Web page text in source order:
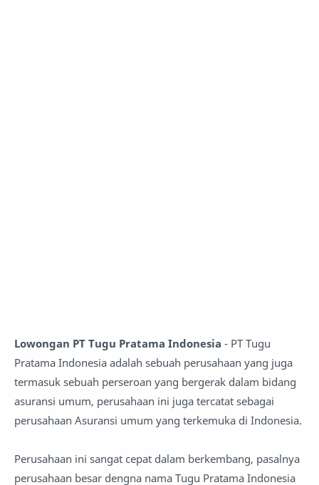
Lowongan PT Tugu Pratama Indonesia - PT Tugu
Pratama Indonesia adalah sebuah perusahaan yang juga
termasuk sebuah perseroan yang bergerak dalam bidang
asuransi umum, perusahaan ini juga tercatat sebagai
perusahaan Asuransi umum yang terkemuka di Indonesia.
Perusahaan ini sangat cepat dalam berkembang, pasalnya
perusahaan besar dengna nama Tugu Pratama Indonesia